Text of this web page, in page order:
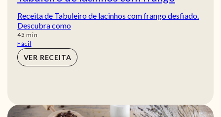
Receita de Tabuleiro de lacinhos com frango desfiado.
Descubra como
45 min
min
Fácil
VER RECEITA